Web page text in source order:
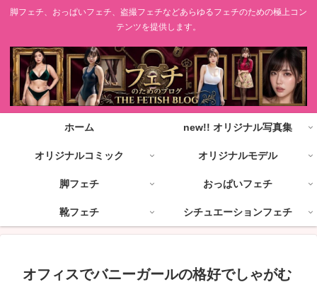
脚フェチ、おっぱいフェチ、盗撮フェチなどあらゆるフェチのための極上コン
テンツを提供します。
ホーム new!! オリジナル写真集
オリジナルコミック オリジナルモデル
脚フェチ おっぱいフェチ
靴フェチ シチュエーションフェチ
オフィスでバニーガールの格好でしゃがむ